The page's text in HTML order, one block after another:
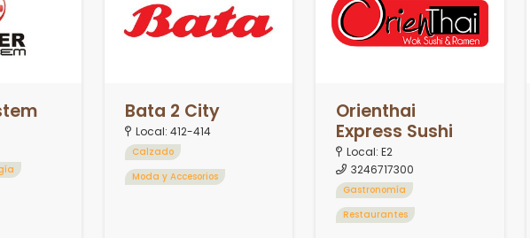
Bata 2 City
Local: 412-414
Calzado
Moda y Accesorios
Orienthai
Express Sushi
Local:E2
3246717300
Gastronomía
Restaurantes